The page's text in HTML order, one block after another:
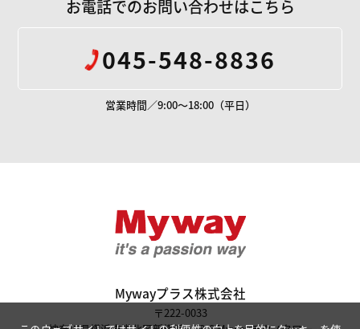
お電話でのお問い合わせはこちら
045-548-8836
営業時間／9:00～18:00（平日）
Mywayプラス株式会社
〒222-0033